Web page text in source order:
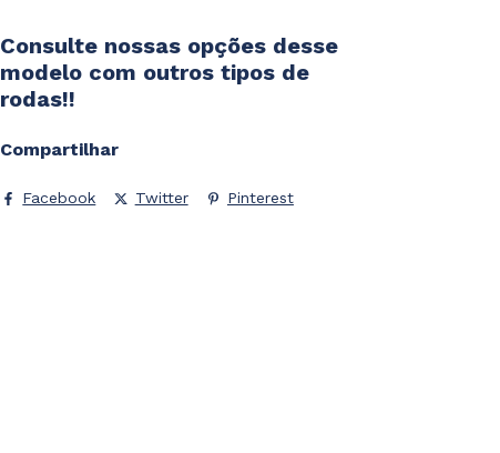
Consulte nossas opções desse
modelo com outros tipos de
rodas!!
Compartilhar
Facebook Twitter Pinterest